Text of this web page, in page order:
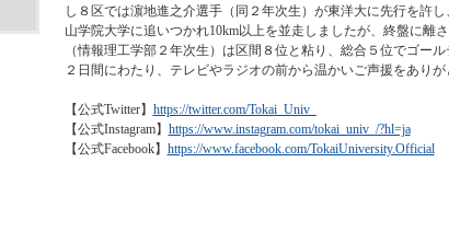
し８区では濵地進之介選手（同２年次生）が東洋大に先行を許
山学院大学に追いつかれ10km以上を並走しましたが、終盤に離
（情報理工学部２年次生）は区間８位と粘り、総合５位でゴール
２日間にわたり、テレビやラジオの前から温かいご声援をありが
【公式Twitter】 https://twitter.com/Tokai_Univ_
【公式Instagram】 https://www.instagram.com/tokai_univ_/?hl=ja
【公式Facebook】 https://www.facebook.com/TokaiUniversity.Official